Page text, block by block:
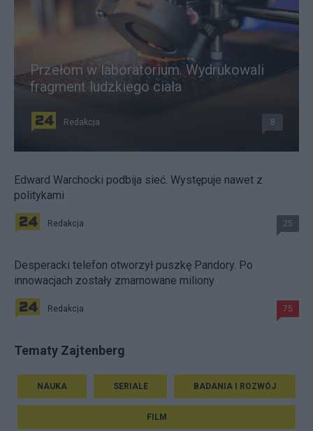
Przełom w laboratorium. Wydrukowali
fragment ludzkiego ciała
Redakcja 8
Edward Warchocki podbija sieć. Występuje nawet z
politykami
Redakcja 25
Desperacki telefon otworzył puszkę Pandory. Po
innowacjach zostały zmarnowane miliony
Redakcja 75
Tematy Zajtenberg
NAUKA SERIALE BADANIA I ROZWÓJ
FILM